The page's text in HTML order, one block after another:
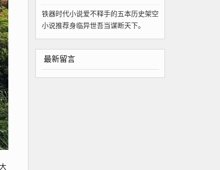
铁器时代小说爱不释手的五本历史架空
小说推荐身临异世吾当谋断天下。
最新留言